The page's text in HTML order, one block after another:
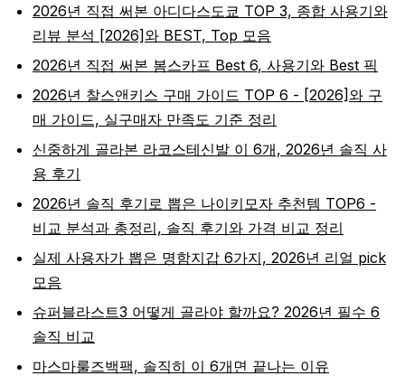
2026년 직접 써본 아디다스도쿄 TOP 3, 종합 사용기와
리뷰 분석 [2026]와 BEST, Top 모음
2026년 직접 써본 봄스카프 Best 6, 사용기와 Best 픽
2026년 찰스앤키스 구매 가이드 TOP 6 - [2026]와 구
매 가이드, 실구매자 만족도 기준 정리
신중하게 골라본 라코스테신발 이 6개, 2026년 솔직 사
용 후기
2026년 솔직 후기로 뽑은 나이키모자 추천템 TOP6 -
비교 분석과 총정리, 솔직 후기와 가격 비교 정리
실제 사용자가 뽑은 명함지갑 6가지, 2026년 리얼 pick
모음
슈퍼블라스트3 어떻게 골라야 할까요? 2026년 필수 6
솔직 비교
마스마룰즈백팩, 솔직히 이 6개면 끝나는 이유